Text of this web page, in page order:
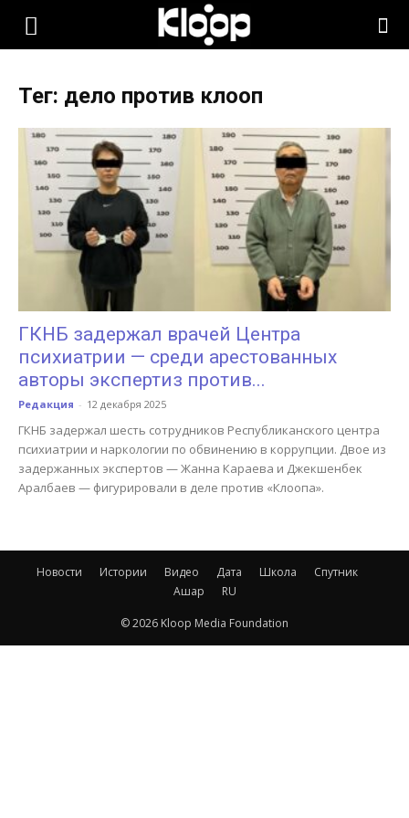
KLOOP.KG
Новости
Кыргызстана
Тег: дело против клооп
ГКНБ задержал врачей Центра
психиатрии — среди арестованных
авторы экспертиз против...
Редакция - 12 декабря 2025
ГКНБ задержал шесть сотрудников Республиканского центра
психиатрии и наркологии по обвинению в коррупции. Двое из
задержанных экспертов — Жанна Караева и Джекшенбек
Аралбаев — фигурировали в деле против «Клоопа».
Новости Истории Видео Дата Школа
Спутник
Ашар
RU
© 2026 Kloop Media Foundation